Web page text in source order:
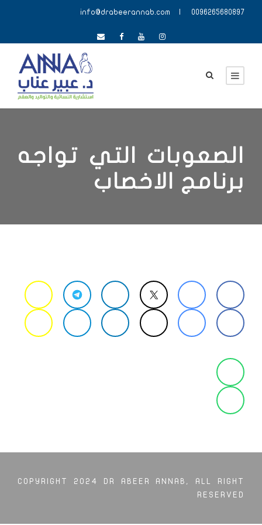
info@drabeerannab.com | 0096265680897
الصعوبات التي تواجه
برنامج الاخصاب
COPYRIGHT 2024 DR ABEER ANNAB, ALL RIGHT
RESERVED